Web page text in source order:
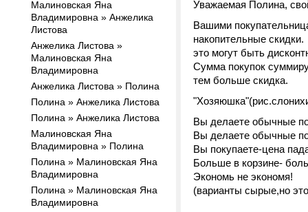
Малиновская Яна
Владимировна » Анжелика
Листова
Анжелика Листова »
Малиновская Яна
Владимировна
Анжелика Листова » Полина
Полина » Анжелика Листова
Полина » Анжелика Листова
Малиновская Яна
Владимировна » Полина
Полина » Малиновская Яна
Владимировна
Полина » Малиновская Яна
Владимировна
Уважаемая Полина,
Вашими
накопительные скидки.
это могут быть
Сумма покупок
тем больше скидка.
Вы делаете обычные
Вы делаете обычные
Вы покупаете-цена
Больше в корзине-
Экономь не экономя!
(варианты сырые,но